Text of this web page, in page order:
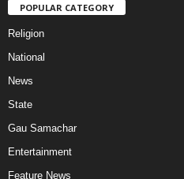
POPULAR CATEGORY
Religion
National
News
State
Gau Samachar
Entertainment
Feature News